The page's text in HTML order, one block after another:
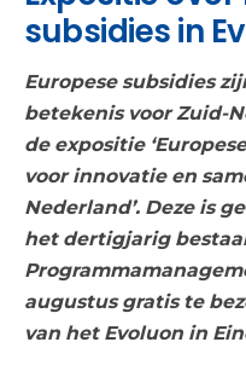
subsidies in
Europese subsidies
betekenis voor Zuid-
de expositie
voor innovatie en
Nederland’. Deze is
het dertigjarig
augustus gratis te
van het Evoluon in